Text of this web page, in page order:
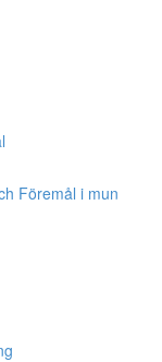
Föremål i mun